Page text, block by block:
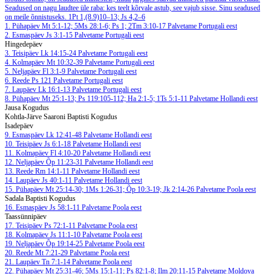
Seadused on nagu laudtee üle raba: kes teelt kõrvale astub, see vajub sisse. Sinu seadused
on meile õnnistuseks. 1Pt 1,(8.9)10–13; Js 4,2–6
1. Pühapäev Mt 5:1-12; 5Ms 28:1-6; Ps 1; 2Tm 3:10-17 Palvetame Portugali eest
2. Esmaspäev Js 3:1-15 Palvetame Portugali eest
Hingedepäev
3. Teisipäev Lk 14:15-24 Palvetame Portugali eest
4. Kolmapäev Mt 10:32-39 Palvetame Portugali eest
5. Neljapäev Fl 3:1-9 Palvetame Portugali eest
6. Reede Ps 121 Palvetame Portugali eest
7. Laupäev Lk 16:1-13 Palvetame Portugali eest
8. Pühapäev Mt 25:1-13; Ps 119:105-112; Ha 2:1-5; 1Ts 5:1-11 Palvetame Hollandi eest
Jausa Kogudus
Kohtla-Järve Saaroni Baptisti Kogudus
Isadepäev
9. Esmaspäev Lk 12:41-48 Palvetame Hollandi eest
10. Teisipäev Js 6:1-18 Palvetame Hollandi eest
11. Kolmapäev Fl 4:10-20 Palvetame Hollandi eest
12. Neljapäev Õp 11:23-31 Palvetame Hollandi eest
13. Reede Rm 14:1-11 Palvetame Hollandi eest
14. Laupäev Js 40:1-11 Palvetame Hollandi eest
15. Pühapäev Mt 25:14-30; 1Ms 1:26-31; Õp 10:3-19; Jk 2:14-26 Palvetame Poola eest
Sadala Baptisti Kogudus
16. Esmaspäev Js 58:1-11 Palvetame Poola eest
Taassünnipäev
17. Teisipäev Ps 72:1-11 Palvetame Poola eest
18. Kolmapäev Js 11:1-10 Palvetame Poola eest
19. Neljapäev Õp 19:14-25 Palvetame Poola eest
20. Reede Mt 7:21-29 Palvetame Poola eest
21. Laupäev Tn 7:1-14 Palvetame Poola eest
22. Pühapäev Mt 25:31-46; 5Ms 15:1-11; Ps 82:1-8; Ilm 20:11-15 Palvetame Moldova